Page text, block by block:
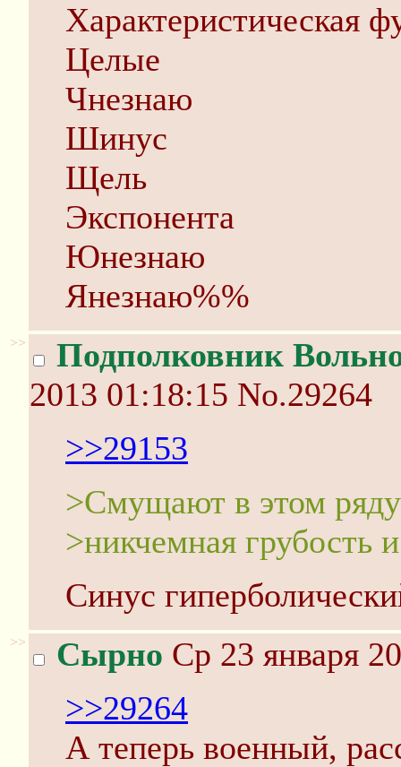
Характеристическая
Целые
Чнезнаю
Шинус
Щель
Экспонента
Юнезнаю
Янезнаю%%
>>
Подполковник
2013 01:18:15 No.29264
>>29153
>Смущают в этом
>никчемная грубость
Синус
>> Сырно Ср 23 января
>>29264
А теперь военный,